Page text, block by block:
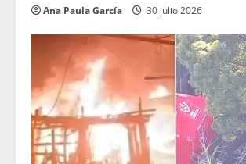
Ana Paula García 30 julio 2026